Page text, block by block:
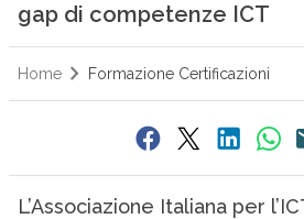
gap di competenze ICT
Home Formazione Certificazioni
L’Associazione Italiana per